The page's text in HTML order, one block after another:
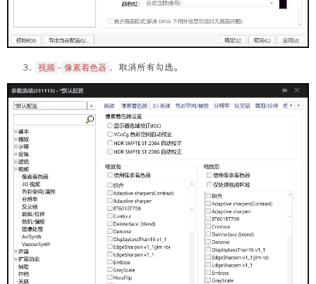
视频 - 像素着色器 ，取消所有勾选。